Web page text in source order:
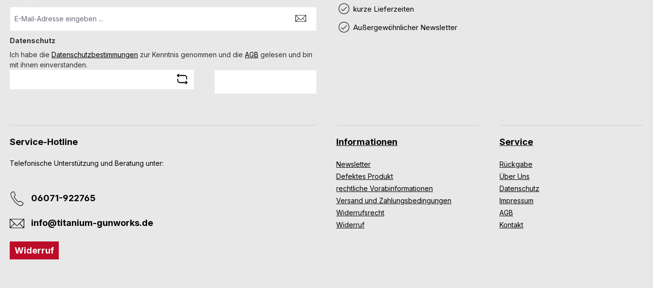
Datenschutz
Ich habe die Datenschutzbestimmungen zur Kenntnis genommen und die AGB gelesen und bin
mit ihnen einverstanden.
kurze Lieferzeiten
Außergewöhnlicher Newsletter
Service-Hotline
Telefonische Unterstützung und Beratung unter:
06071-922765
info@titanium-gunworks.de
Widerruf
Informationen
Newsletter
Defektes Produkt
rechtliche Vorabinformationen
Versand und Zahlungsbedingungen
Widerrufsrecht
Widerruf
Service
Rückgabe
Über Uns
Datenschutz
Impressum
AGB
Kontakt